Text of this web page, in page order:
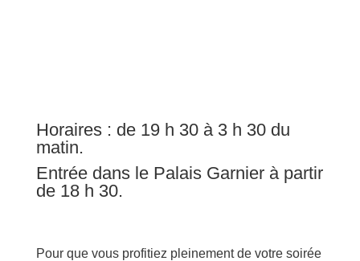
Horaires : de 19 h 30 à 3 h 30 du
matin.
Entrée dans le Palais Garnier à partir
de 18 h 30.
Pour que vous profitiez pleinement de votre soirée